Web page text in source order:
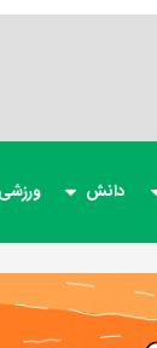
دانش ورزشی